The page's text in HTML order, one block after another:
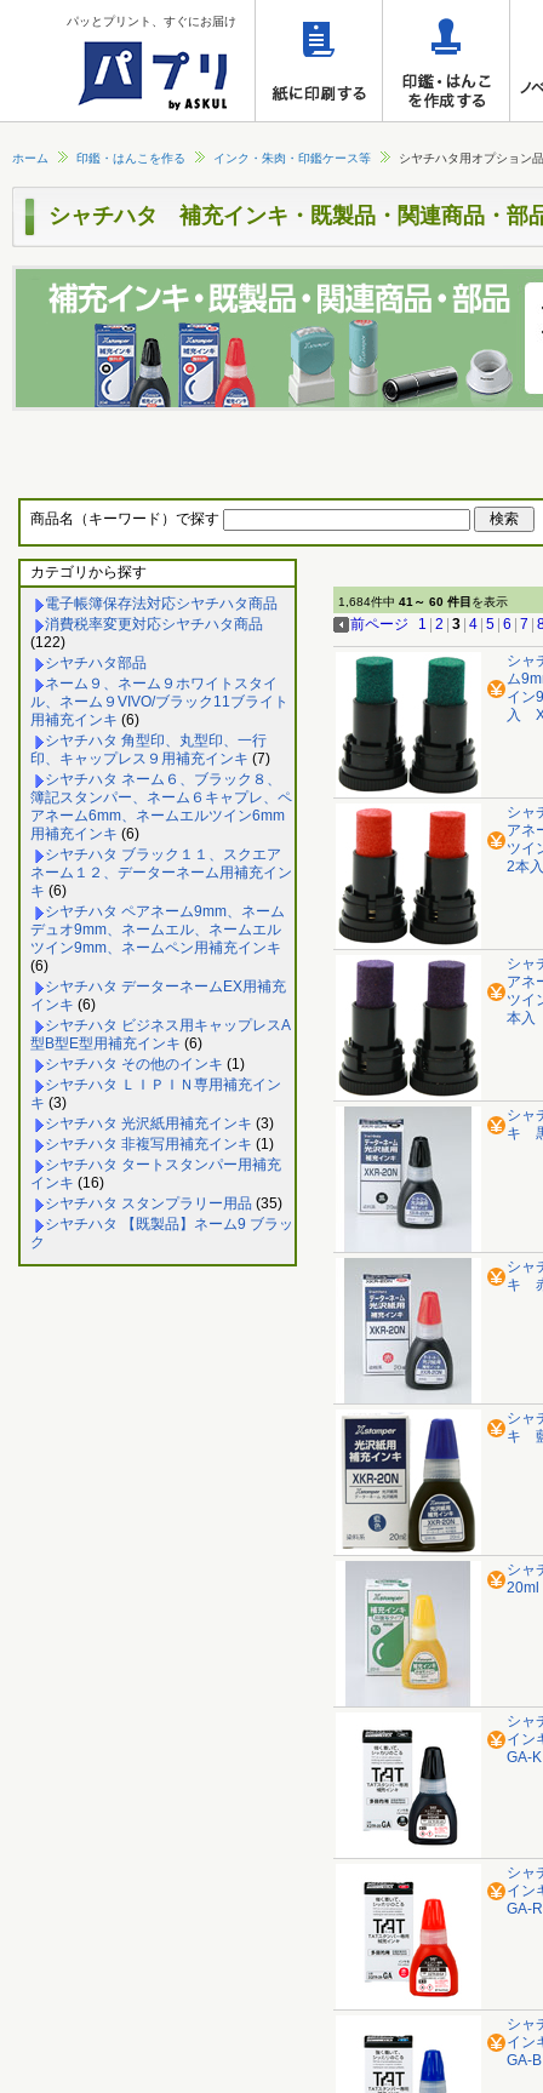
パッとプリント、すぐにお届け
ホーム 印鑑・はんこを作る インク・朱肉・印鑑ケース等 シヤチハタ用オプション品
シャチハタ 補充インキ・既製品・関連商品・部
商品名（キーワード）で探す
カテゴリから探す
電子帳簿保存法対応シヤチハタ商品
消費税率変更対応シヤチハタ商品
(122)
シヤチハタ部品
ネーム９、ネーム９ホワイトスタイ
ル、ネーム９VIVO/ブラック11ブライト
用補充インキ (6)
シヤチハタ 角型印、丸型印、一行
印、キャップレス９用補充インキ (7)
シヤチハタ ネーム６、ブラック８、
簿記スタンパー、ネーム６キャプレ、ペ
アネーム6mm、ネームエルツイン6mm
用補充インキ (6)
シヤチハタ ブラック１１、スクエア
ネーム１２、データーネーム用補充イン
キ (6)
シヤチハタ ペアネーム9mm、ネーム
デュオ9mm、ネームエル、ネームエル
ツイン9mm、ネームペン用補充インキ
(6)
シヤチハタ データーネームEX用補充
インキ (6)
シヤチハタ ビジネス用キャップレスA
型B型E型用補充インキ (6)
シヤチハタ その他のインキ (1)
シヤチハタ ＬＩＰＩＮ専用補充イン
キ (3)
シヤチハタ 光沢紙用補充インキ (3)
シヤチハタ 非複写用補充インキ (1)
シヤチハタ タートスタンパー用補充
インキ (16)
シヤチハタ スタンプラリー用品 (35)
シヤチハタ 【既製品】ネーム9 ブラッ
ク
1,684件中 41～ 60 件目 を表示
前ページ 1 2 3 4 5 6 7
シャ
ム
イ
入
シャ
アネ
ツ
2本
シャ
アネ
ツ
本入
シャ
キ
シャ
キ
シャ
キ
シ
シャ
イ
GA-K
シャ
イ
GA-R
シャ
イ
GA-B